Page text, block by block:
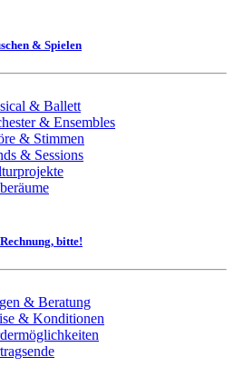
& Spielen
& Ballett
& Ensembles
& Stimmen
& Sessions
bitte!
& Beratung
& Konditionen